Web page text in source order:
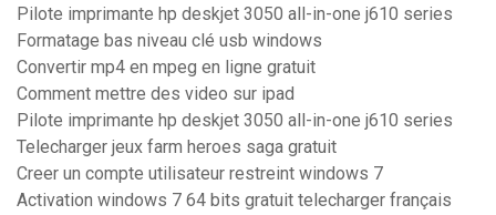
Pilote imprimante hp deskjet 3050 all-in-one j610 series
Formatage bas niveau clé usb windows
Convertir mp4 en mpeg en ligne gratuit
Comment mettre des video sur ipad
Pilote imprimante hp deskjet 3050 all-in-one j610 series
Telecharger jeux farm heroes saga gratuit
Creer un compte utilisateur restreint windows 7
Activation windows 7 64 bits gratuit telecharger français